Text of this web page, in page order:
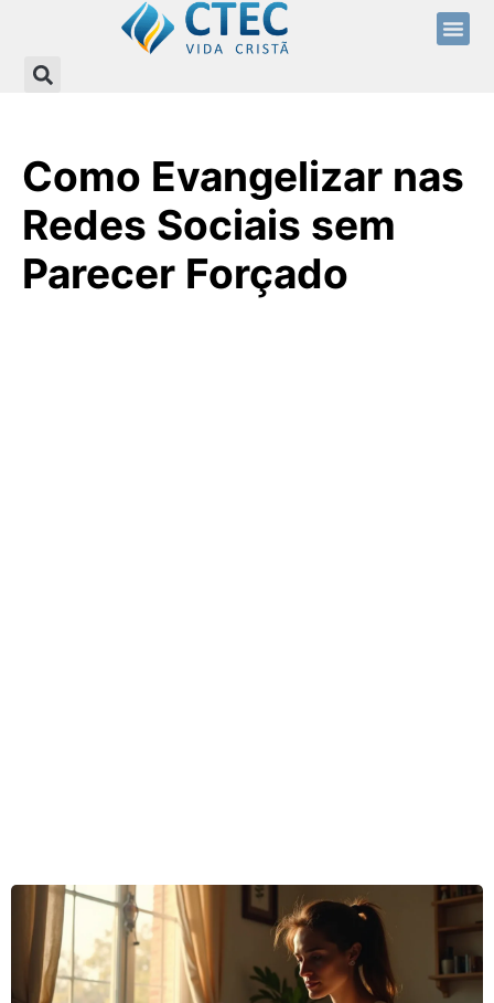
Como Evangelizar nas
Redes Sociais sem
Parecer Forçado